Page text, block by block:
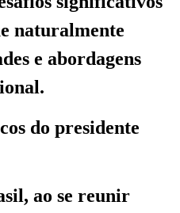
naturalmente
e abordagens
do presidente
ao se reunir